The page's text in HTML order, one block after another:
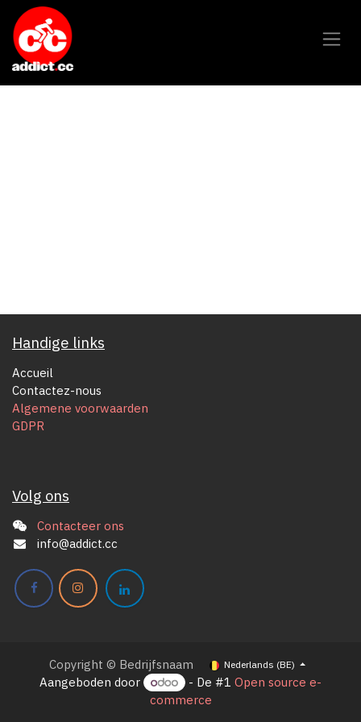
Overslaan naar inhoud
Handige links
Accueil
Contactez-nous
Algemene voorwaarden
GDPR
Volg ons
Contacteer ons
info@addict.cc
Copyright © Bedrijfsnaam Nederlands (BE)
Aangeboden door - De #1 Open source e-
commerce